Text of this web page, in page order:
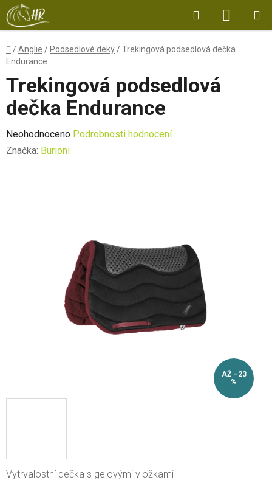
Přejít
na
obsah
Hledat
KOŠÍK
Domů
/Anglie / Podsedlové deky /Trekingová podsedlová dečka
Endurance
Vytrvalostní dečka s gelovými vložkami
Trekingová podsedlová
dečka Endurance
Průměrné
hodnocení
Neohodnoceno Podrobnosti hodnocení
Značka: Burioni
AŽ –23
%